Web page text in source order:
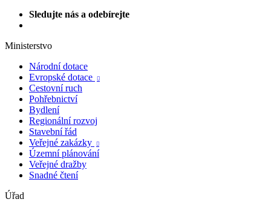
Sledujte nás a odebírejte
Ministerstvo
Národní dotace
Evropské dotace

Cestovní ruch
Pohřebnictví
Bydlení
Regionální rozvoj
Stavební řád
Veřejné zakázky

Územní plánování
Veřejné dražby
Snadné čtení
Úřad